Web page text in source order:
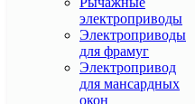
электроприводы
Электроприводы
для фрамуг
Электропривод
для мансардных
окон